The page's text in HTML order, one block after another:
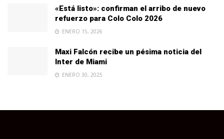
«Está listo»: confirman el arribo de nuevo
refuerzo para Colo Colo 2026
ENERO 15, 2026
Maxi Falcón recibe un pésima noticia del
Inter de Miami
ENERO 30, 2025